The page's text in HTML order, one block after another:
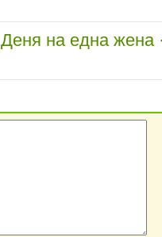
Деня на една жена